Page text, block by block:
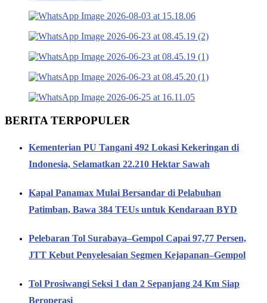
BERITA TERPOPULER
Kementerian PU Tangani 492 Lokasi Kekeringan di
Indonesia, Selamatkan 22.210 Hektar Sawah
Kapal Panamax Mulai Bersandar di Pelabuhan
Patimban, Bawa 384 TEUs untuk Kendaraan BYD
Pelebaran Tol Surabaya–Gempol Capai 97,77 Persen,
JTT Kebut Penyelesaian Segmen Kejapanan–Gempol
Tol Prosiwangi Seksi 1 dan 2 Sepanjang 24 Km Siap
Beroperasi